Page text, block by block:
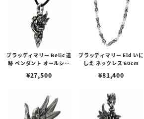
ブラッディマリー Relic 遺
跡 ペンダント オールシル
¥27,500
ブラッディマリー Eld いに
しえ ネックレス 60cm
¥81,400